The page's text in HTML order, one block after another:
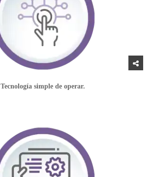
Tecnología simple de operar.